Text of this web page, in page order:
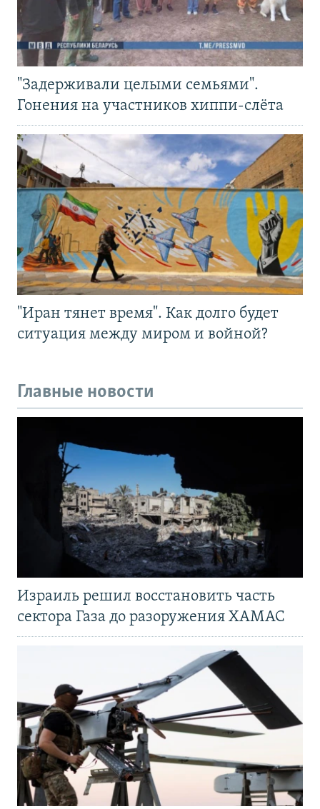
"Задерживали целыми семьями".
Гонения на участников хиппи-слёта
"Иран тянет время". Как долго будет
ситуация между миром и войной?
Главные новости
Израиль решил восстановить часть
сектора Газа до разоружения ХАМАС